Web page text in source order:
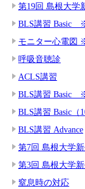
第19回 島根大学
BLS講習 Basic
モニター心電図
呼吸音聴診
ACLS講習
BLS講習 Basic
BLS講習 Basic（
BLS講習 Advance
第7回 島根大学
第3回 島根大学
窒息時の対応